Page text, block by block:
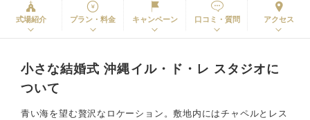
式場紹介 プラン・料金 キャンペーン 口コミ・質問 アクセス
小さな結婚式 沖縄イル・ド・レ スタジオに
ついて
青い海を望む贅沢なロケーション。敷地内にはチャペルとレス